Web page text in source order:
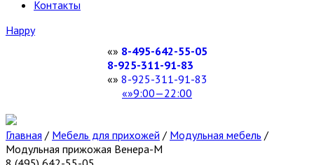
Контакты
Happy
8-495-642-55-05
8-925-311-91-83
8-925-311-91-83
9:00—22:00
Главная / Мебель для прихожей / Модульная мебель /
Модульная прижожая Венера-М